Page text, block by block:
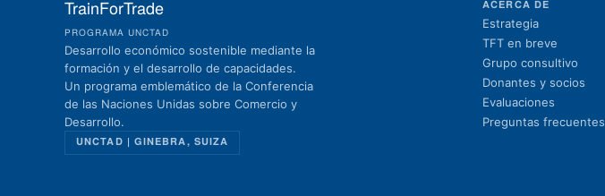
TrainForTrade
PROGRAMA UNCTAD
Desarrollo económico sostenible mediante la
formación y el desarrollo de capacidades.
Un programa emblemático de la Conferencia
de las Naciones Unidas sobre Comercio y
Desarrollo.
UNCTAD | GINEBRA, SUIZA
ACERCA DE
Estrategia
TFT en breve
Grupo consultivo
Donantes y socios
Evaluaciones
Preguntas frecuentes